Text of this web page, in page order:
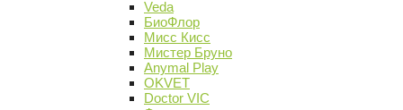
Veda
БиоФлор
Мисс Кисс
Мистер Бруно
Anymal Play
OKVET
Doctor VIC